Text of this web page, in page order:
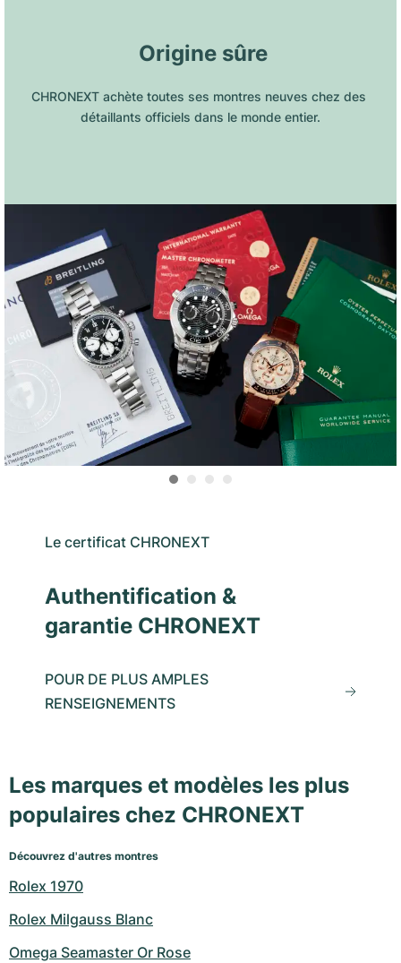
Origine sûre
CHRONEXT achète toutes ses montres neuves chez des
détaillants officiels dans le monde entier.
Le certificat CHRONEXT
Authentification &
garantie CHRONEXT
POUR DE PLUS AMPLES
RENSEIGNEMENTS
Les marques et modèles les plus
populaires chez CHRONEXT
Découvrez d'autres montres
Rolex 1970
Rolex Milgauss Blanc
Omega Seamaster Or Rose